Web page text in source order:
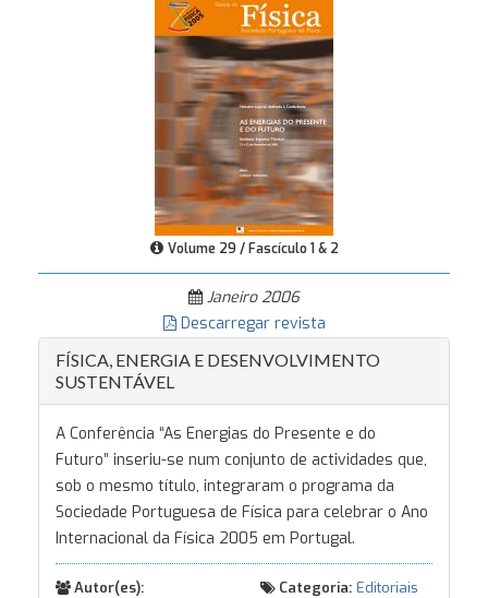
Volume 29 / Fascículo 1 & 2
Janeiro 2006
Descarregar revista
FÍSICA, ENERGIA E DESENVOLVIMENTO
SUSTENTÁVEL
A Conferência “As Energias do Presente e do
Futuro” inseriu-se num conjunto de actividades que,
sob o mesmo título, integraram o programa da
Sociedade Portuguesa de Física para celebrar o Ano
Internacional da Física 2005 em Portugal.
Autor(es):
Categoria: Editoriais